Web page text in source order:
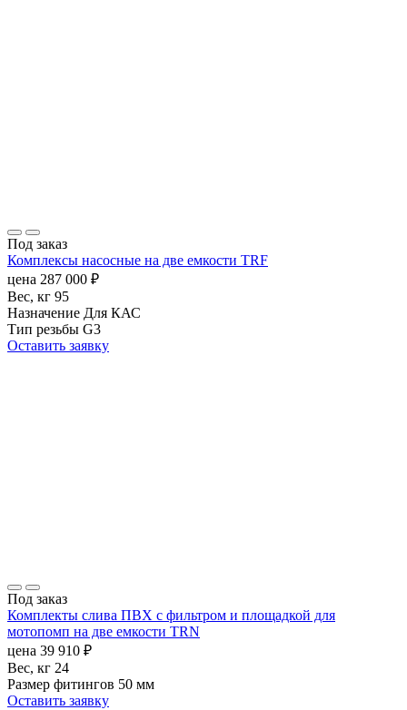
Под заказ
Комплексы насосные на две емкости TRF
цена 287 000 ₽
Вес, кг 95
Назначение Для КАС
Тип резьбы G3
Оставить заявку
Под заказ
Комплекты слива ПВХ с фильтром и площадкой для
мотопомп на две емкости TRN
цена 39 910 ₽
Вес, кг 24
Размер фитингов 50 мм
Оставить заявку